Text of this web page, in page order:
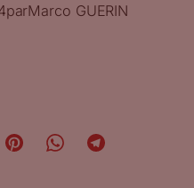
parMarco GUERIN